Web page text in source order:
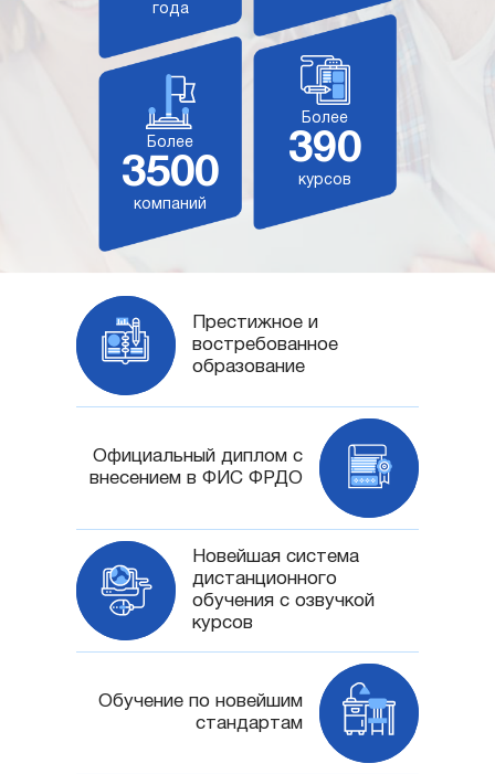
года
Более
3500
компаний
Более
390
курсов
Престижное и
востребованное
образование
Официальный диплом с
внесением в ФИС ФРДО
Новейшая система
дистанционного
обучения с озвучкой
курсов
Обучение по новейшим
стандартам